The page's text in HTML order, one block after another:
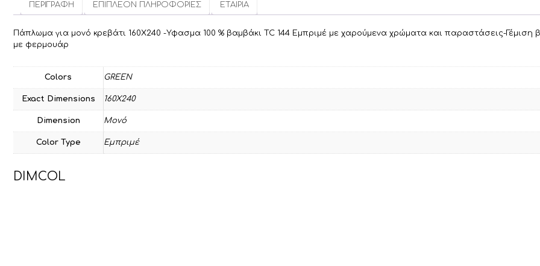
ΠΕΡΙΓΡΑΦΉ ΕΠΙΠΛΈΟΝ ΠΛΗΡΟΦΟΡΊΕΣ ΕΤΑΙΡΊΑ
Πάπλωμα για μονό κρεβάτι 160Χ240 -Υφασμα 100 % βαμβάκι TC 144 Εμπριμέ με χαρούμενα χρώματα και παραστάσεις-Γέμιση
με φερμουάρ
Colors GREEN
Exact Dimensions 160Χ240
Dimension Μονό
Color Type Εμπριμέ
DIMCOL